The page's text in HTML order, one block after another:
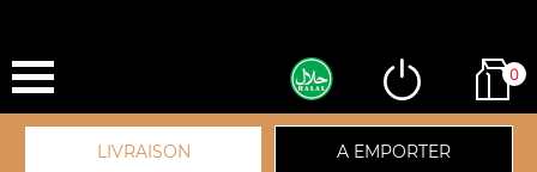
0
LIVRAISON A EMPORTER